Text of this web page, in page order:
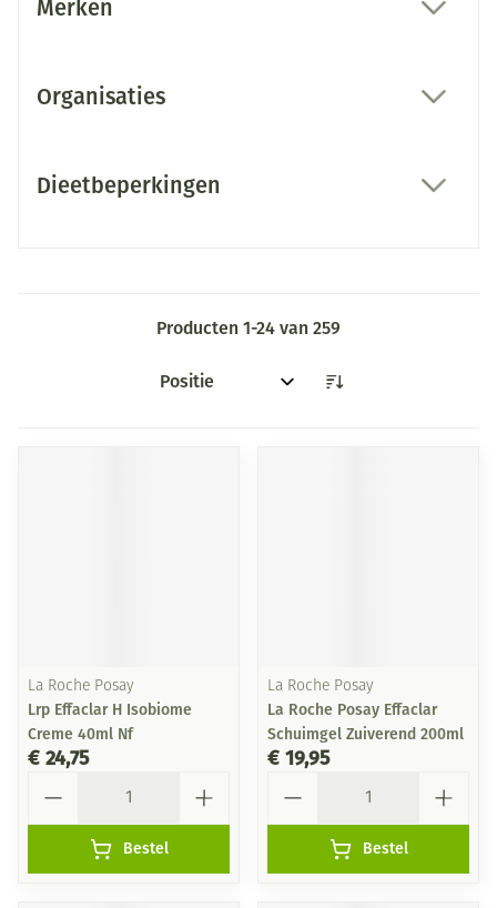
Merken
Organisaties
Dieetbeperkingen
Producten 1-24 van 259
Sorteer op:
La Roche Posay
Lrp Effaclar H Isobiome
Creme 40ml Nf
€ 24,75
Bestel
La Roche Posay
La Roche Posay Effaclar
Schuimgel Zuiverend 200ml
€ 19,95
Bestel